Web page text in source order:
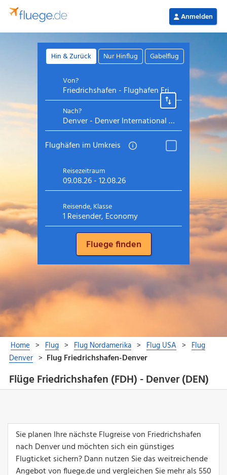
Flüge Friedrichshafen (FDH) - Denver (DEN)
Sie planen Ihre nächste Flugreise von Friedrichshafen
nach Denver und möchten sich ein günstiges
Flugticket sichern? Dann nutzen Sie das weitreichende
Angebot von fluege.de und vergleichen Sie mehr als 550